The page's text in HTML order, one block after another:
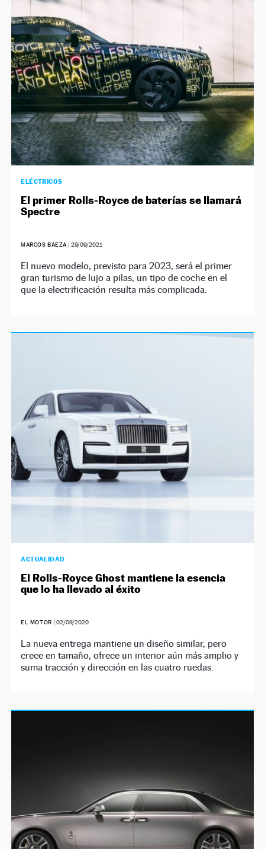
ELÉCTRICOS
El primer Rolls-Royce de baterías se llamará
Spectre
MARCOS BAEZA |29/09/2021
El nuevo modelo, previsto para 2023, será el primer
gran turismo de lujo a pilas, un tipo de coche en el
que la electrificación resulta más complicada.
ACTUALIDAD
El Rolls-Royce Ghost mantiene la esencia
que lo ha llevado al éxito
EL MOTOR | 02/09/2020
La nueva entrega mantiene un diseño similar, pero
crece en tamaño, ofrece un interior aún más amplio y
suma tracción y dirección en las cuatro ruedas.